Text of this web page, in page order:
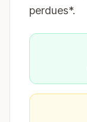
perdues*.